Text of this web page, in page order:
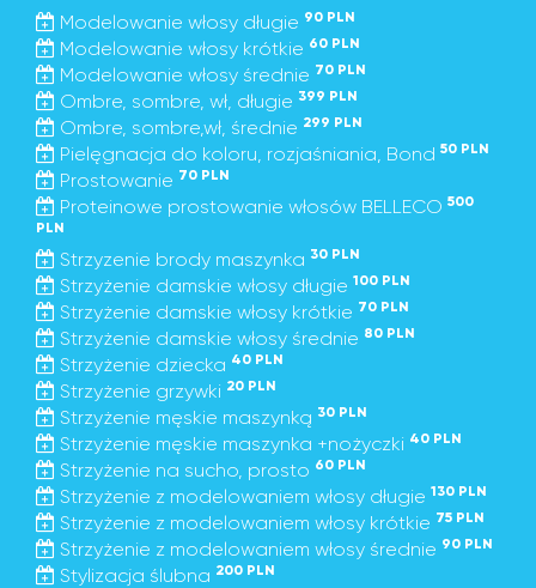
Modelowanie włosy długie 90 PLN
Modelowanie włosy krótkie 60 PLN
Modelowanie włosy średnie 70 PLN
Ombre, sombre, wł, długie 399 PLN
Ombre, sombre,wł, średnie 299 PLN
Pielęgnacja do koloru, rozjaśniania, Bond 50 PLN
Prostowanie 70 PLN
Proteinowe prostowanie włosów BELLECO 500
PLN
Strzyzenie brody maszynka 30 PLN
Strzyżenie damskie włosy długie 100 PLN
Strzyżenie damskie włosy krótkie 70 PLN
Strzyżenie damskie włosy średnie 80 PLN
Strzyżenie dziecka 40 PLN
Strzyżenie grzywki 20 PLN
Strzyżenie męskie maszynką 30 PLN
Strzyżenie męskie maszynka +nożyczki 40 PLN
Strzyżenie na sucho, prosto 60 PLN
Strzyżenie z modelowaniem włosy długie 130 PLN
Strzyżenie z modelowaniem włosy krótkie 75 PLN
Strzyżenie z modelowaniem włosy średnie 90 PLN
Stylizacja ślubna 200 PLN